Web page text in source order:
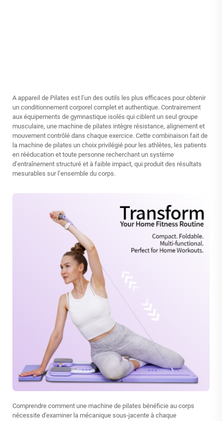
A appareil de Pilates est l’un des outils les plus efficaces pour obtenir
un conditionnement corporel complet et authentique. Contrairement
aux équipements de gymnastique isolés qui ciblent un seul groupe
musculaire, une machine de pilates intègre résistance, alignement et
mouvement contrôlé dans chaque exercice. Cette combinaison fait de
la machine de pilates un choix privilégié pour les athlètes, les patients
en rééducation et toute personne recherchant un système
d’entraînement structuré et à faible impact, qui produit des résultats
mesurables sur l’ensemble du corps.
Comprendre comment une machine de pilates bénéficie au corps
nécessite d'examiner la mécanique sous-jacente à chaque